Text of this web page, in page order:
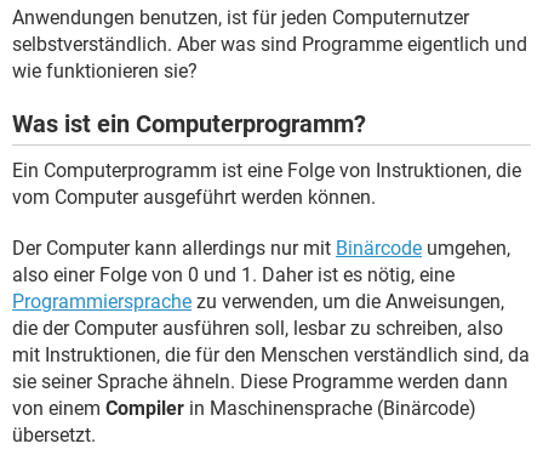
FACEBOOK HARDWARE
Anwendungen benutzen, ist für jeden Computernutzer
selbstverständlich. Aber was sind Programme eigentlich und
wie funktionieren sie?
Was ist ein Computerprogramm?
Ein Computerprogramm ist eine Folge von Instruktionen, die
vom Computer ausgeführt werden können.
Der Computer kann allerdings nur mit Binärcode umgehen,
also einer Folge von 0 und 1. Daher ist es nötig, eine
Programmiersprache zu verwenden, um die Anweisungen,
die der Computer ausführen soll, lesbar zu schreiben, also
mit Instruktionen, die für den Menschen verständlich sind, da
sie seiner Sprache ähneln. Diese Programme werden dann
von einem Compiler in Maschinensprache (Binärcode)
übersetzt.